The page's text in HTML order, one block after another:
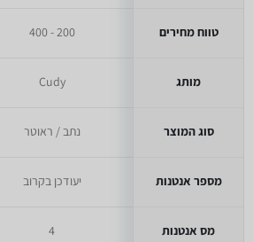
טווח מחירים
מותג
סוג המוצר
מספר אנטנות
מס אנטנות
200 - 400
Cudy
נתב / ראוטר
יעודכן בקרוב
4